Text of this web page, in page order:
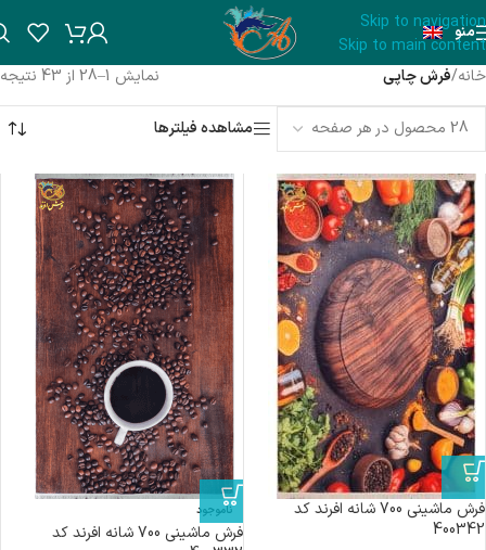
Skip to navigation
Skip to main content
منو
خانه/فرش چاپی نمایش 1–28 از 43 نتیجه
مشاهده فیلترها
فرش ماشینی 700 شانه افرند كد
400342
ناموجود
فرش ماشینی 700 شانه افرند كد